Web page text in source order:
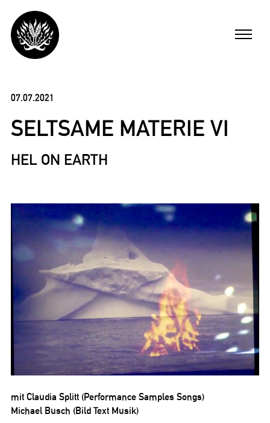
content
Menu
FILME
MICHAEL BUSCH
AKTUELL
ENGLISH
07.07.2021
SELTSAME MATERIE VI
HEL ON EARTH
mit Claudia Splitt (Performance Samples Songs)
Michael Busch (Bild Text Musik)